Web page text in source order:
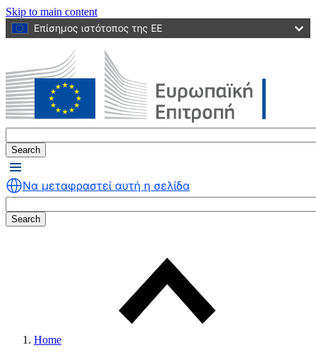
Skip to main content
Επίσημος ιστότοπος της ΕΕ
Search
Να μεταφραστεί αυτή η σελίδα
Search
Home